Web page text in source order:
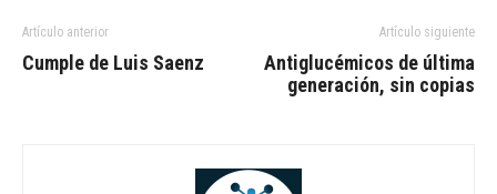
Artículo anterior
Cumple de Luis Saenz
Artículo siguiente
Antiglucémicos de última
generación, sin copias